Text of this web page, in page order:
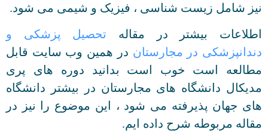
نیز شامل زیست شناسی ، فیزیک و شیمی می شود.
اطلاعات بیشتر در مقاله تحصیل پزشکی و
دندانپزشکی در مجارستان در همین وب سایت قابل
مطالعه است خوب است بدانید دوره های پری
مدیکال دانشگاه های مجارستان در بیشتر دانشگاه
های جهان پذیرفته می شود ، این موضوع را نیز در
مقاله مربوطه شرح داده ایم.